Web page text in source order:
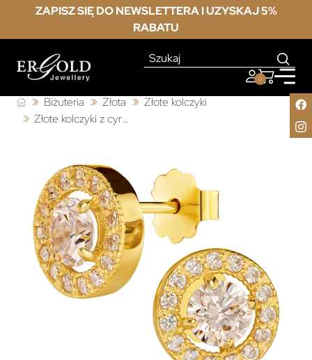
ZAPISZ SIĘ DO NEWSLETTERA I UZYSKAJ 5%
RABATU
0
Biżuteria Złota
Złote kolczyki
Złote kolczyki z cyrkoniami